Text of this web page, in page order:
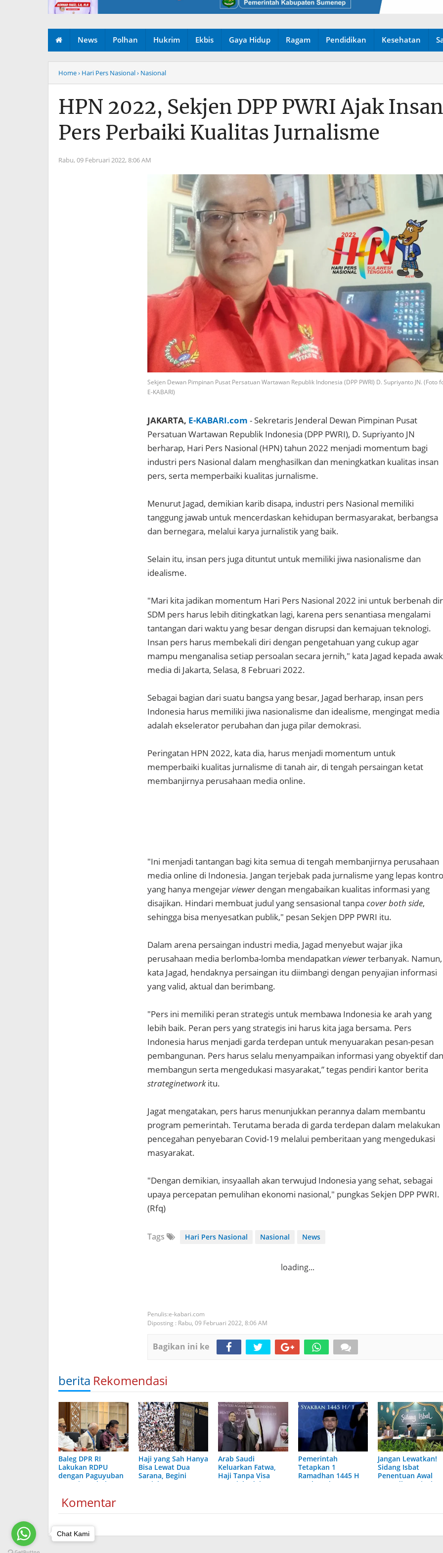
News Polhan Hukrim Ekbis Gaya Hidup Ragam Pendidikan Kesehatan
Home› Hari Pers Nasional› Nasional
HPN 2022, Sekjen DPP PWRI Ajak Insan
Pers Perbaiki Kualitas Jurnalisme
Rabu, 09 Februari 2022, 8:06 AM
Sekjen Dewan Pimpinan Pusat Persatuan Wartawan Republik Indonesia (DPP PWRI) D. Supriyanto JN. (Foto
E-KABARI)
JAKARTA, E-KABARI.com - Sekretaris Jenderal Dewan Pimpinan Pusat
Persatuan Wartawan Republik Indonesia (DPP PWRI), D. Supriyanto JN
berharap, Hari Pers Nasional (HPN) tahun 2022 menjadi momentum bagi
industri pers Nasional dalam menghasilkan dan meningkatkan kualitas insan
pers, serta memperbaiki kualitas jurnalisme.
Menurut Jagad, demikian karib disapa, industri pers Nasional memiliki
tanggung jawab untuk mencerdaskan kehidupan bermasyarakat, berbangsa
dan bernegara, melalui karya jurnalistik yang baik.
Selain itu, insan pers juga dituntut untuk memiliki jiwa nasionalisme dan
idealisme.
"Mari kita jadikan momentum Hari Pers Nasional 2022 ini untuk berbenah
SDM pers harus lebih ditingkatkan lagi, karena pers senantiasa mengalami
tantangan dari waktu yang besar dengan disrupsi dan kemajuan teknologi.
Insan pers harus membekali diri dengan pengetahuan yang cukup agar
mampu menganalisa setiap persoalan secara jernih," kata Jagad kepada awak
media di Jakarta, Selasa, 8 Februari 2022.
Sebagai bagian dari suatu bangsa yang besar, Jagad berharap, insan pers
Indonesia harus memiliki jiwa nasionalisme dan idealisme, mengingat media
adalah ekselerator perubahan dan juga pilar demokrasi.
Peringatan HPN 2022, kata dia, harus menjadi momentum untuk
memperbaiki kualitas jurnalisme di tanah air, di tengah persaingan ketat
membanjirnya perusahaan media online.
"Ini menjadi tantangan bagi kita semua di tengah membanjirnya perusahaan
media online di Indonesia. Jangan terjebak pada jurnalisme yang lepas
yang hanya mengejarviewerdengan mengabaikan kualitas informasi yang
disajikan. Hindari membuat judul yang sensasional tanpa cover both side,
sehingga bisa menyesatkan publik," pesan Sekjen DPP PWRI itu.
Dalam arena persaingan industri media, Jagad menyebut wajar jika
perusahaan media berlomba-lomba mendapatkan viewerterbanyak. Namun,
kata Jagad, hendaknya persaingan itu diimbangi dengan penyajian informasi
yang valid, aktual dan berimbang.
"Pers ini memiliki peran strategis untuk membawa Indonesia ke arah yang
lebih baik. Peran pers yang strategis ini harus kita jaga bersama. Pers
Indonesia harus menjadi garda terdepan untuk menyuarakan pesan-pesan
pembangunan. Pers harus selalu menyampaikan informasi yang obyektif dan
membangun serta mengedukasi masyarakat,” tegas pendiri kantor berita
strateginetworkitu.
Jagat mengatakan, pers harus menunjukkan perannya dalam membantu
program pemerintah. Terutama berada di garda terdepan dalam melakukan
pencegahan penyebaran Covid-19 melalui pemberitaan yang mengedukasi
masyarakat.
"Dengan demikian, insyaallah akan terwujud Indonesia yang sehat, sebagai
upaya percepatan pemulihan ekonomi nasional," pungkas Sekjen DPP PWRI.
(Rfq)
Tags Hari Pers Nasional Nasional News
loading...
e-kabari.com
Diposting : Rabu, 09 Februari 2022, 8:06 AM
Bagikan ini ke
berita Rekomendasi
Baleg DPR RI
Lakukan RDPU
dengan Paguyuban
Petani Tembakau
Ini
Haji yang Sah Hanya
Bisa Lewat Dua
Sarana, Begini
Penjelasan
Arab Saudi
Keluarkan Fatwa,
Haji Tanpa Visa
Resmi Ibadahnya
Pemerintah
Tetapkan 1
Ramadhan 1445 H
Jatuh pada 12 Maret
Jangan Lewatkan!
Sidang Isbat
Penentuan Awal
Ramadhan Digelar
Komentar
Chat Kami